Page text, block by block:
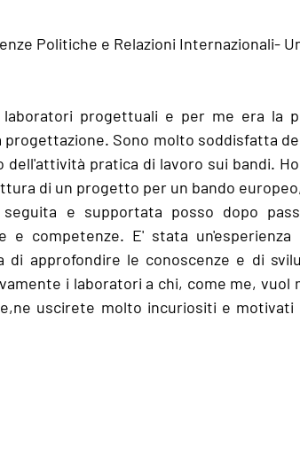
Politiche e Relazioni Internazionali-
progettuali e per me era la
Sono molto soddisfatta
pratica di lavoro sui bandi.
di un progetto per un bando
e supportata posso dopo
e competenze. E' stata un'esperienza
approfondire le conoscenze e di
i laboratori a chi, come me, vuol
uscirete molto incuriositi e motivati